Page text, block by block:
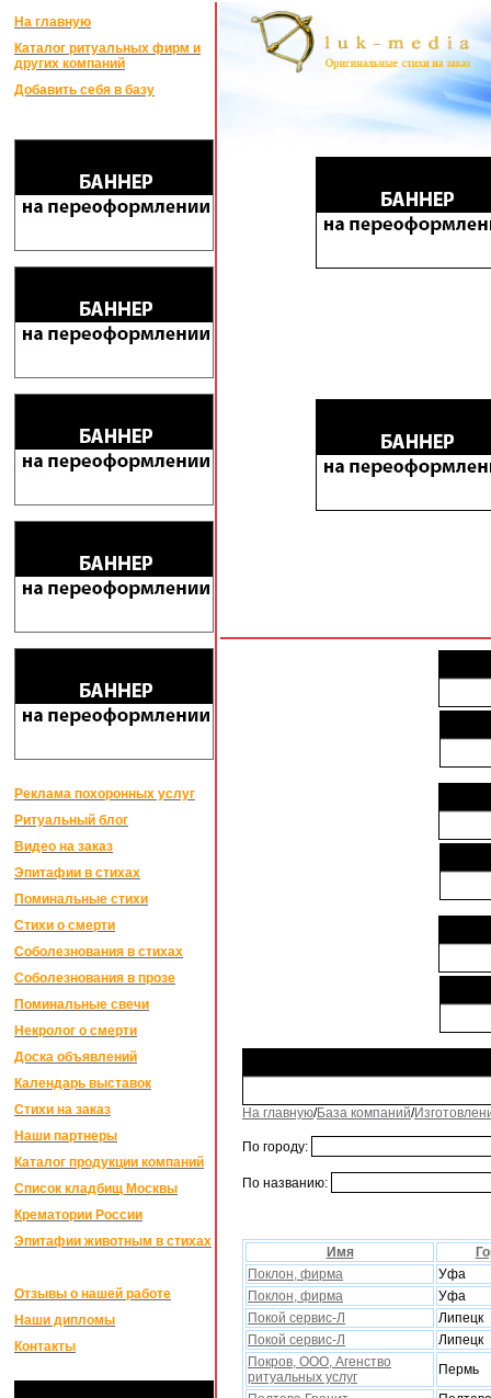
На главную
Каталог ритуальных фирм и
других компаний
Добавить себя в базу
Реклама похоронных услуг
Ритуальный блог
Видео на заказ
Эпитафии в стихах
Поминальные стихи
Стихи о смерти
Соболезнования в стихах
Соболезнования в прозе
Поминальные свечи
Некролог о смерти
Доска объявлений
Календарь выставок
Стихи на заказ
Наши партнеры
Каталог продукции компаний
Список кладбищ Москвы
Крематории России
Эпитафии животным в стихах
Отзывы о нашей работе
Наши дипломы
Контакты
На главную/База компаний/
По городу:
По названию:
Имя
Поклон, фирма
Уфа
Поклон, фирма
Уфа
Покой сервис-Л
Липецк
Покой сервис-Л
Липецк
Покров, ООО, Агенство
ритуальныx услуг
Пермь